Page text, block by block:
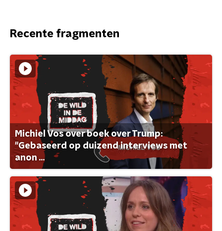
Recente fragmenten
Michiel Vos over boek over Trump:
"Gebaseerd op duizend interviews met
anon ...